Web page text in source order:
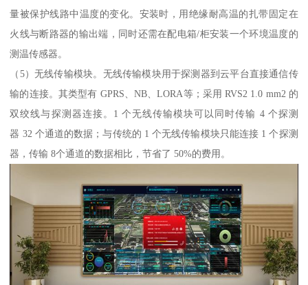
量被保护线路中温度的变化。安装时，用绝缘耐高温的扎带固定在
火线与断路器的输出端，同时还需在配电箱/柜安装一个环境温度的
测温传感器。
（5）无线传输模块。无线传输模块用于探测器到云平台直接通信传
输的连接。其类型有 GPRS、NB、LORA等；采用 RVS2 1.0 mm2 的
双绞线与探测器连接。1 个无线传输模块可以同时传输 4 个探测
器 32 个通道的数据；与传统的 1 个无线传输模块只能连接 1 个探测
器，传输 8个通道的数据相比，节省了 50%的费用。